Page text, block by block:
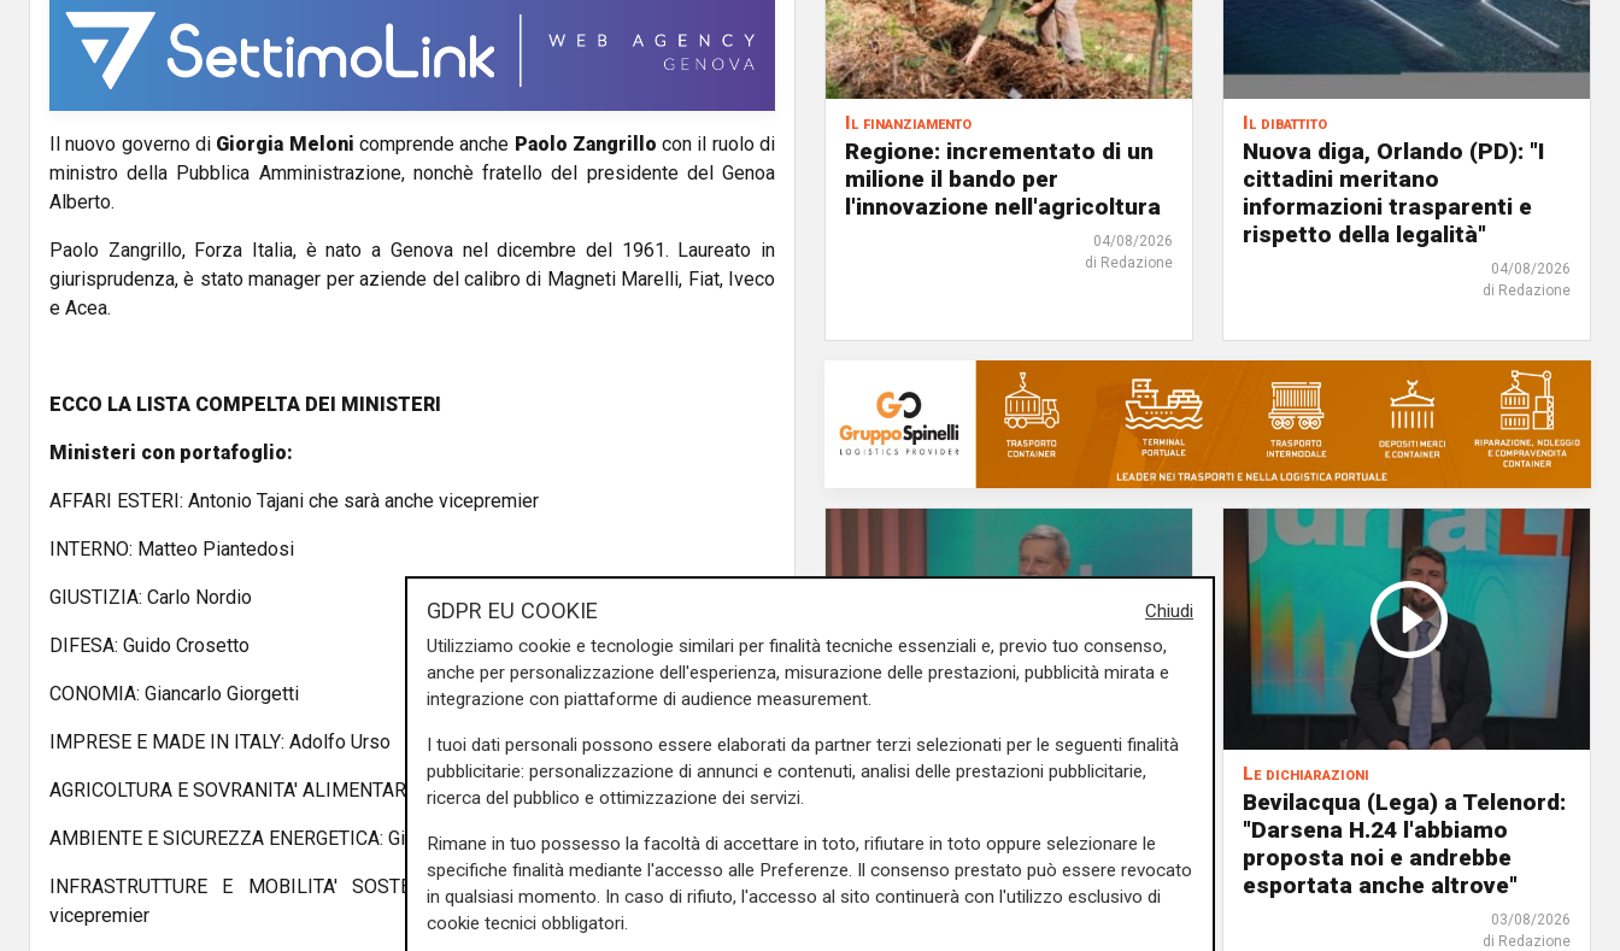
Il nuovo governo diGiorgia Meloni comprende anche Paolo Zangrillo con il ruolo di
ministro della Pubblica Amministrazione, nonchè fratello del presidente del Genoa
Alberto.
Paolo Zangrillo, Forza Italia, è nato a Genova nel dicembre del 1961. Laureato in
giurisprudenza, è stato manager per aziende del calibro di Magneti Marelli, Fiat, Iveco
e Acea.
ECCO LA LISTA COMPELTA DEI MINISTERI
Ministeri con portafoglio:
AFFARI ESTERI: Antonio Tajani che sarà anche vicepremier
INTERNO: Matteo Piantedosi
GIUSTIZIA: Carlo Nordio
DIFESA: Guido Crosetto
CONOMIA: Giancarlo Giorgetti
IMPRESE E MADE IN ITALY: Adolfo Urso
AGRICOLTURA E SOVRANITA' ALIMENTARE Francesco Lollobrigida
AMBIENTE E SICUREZZA ENERGETICA: Gilberto Pichetto Fratin
INFRASTRUTTURE E MOBILITA' SOSTENIBILI: Matteo Salvini che sarà anche
vicepremier
Il finanziamento
Regione: incrementato di un
milione il bando per
l'innovazione nell'agricoltura
04/08/2026
di Redazione
Il dibattito
Nuova diga, Orlando (PD): "I
cittadini meritano
informazioni trasparenti e
rispetto della legalità"
04/08/2026
di Redazione
L'analisi
punti d'incontro e crisi della
famiglia, ma si cerca il
nemico nell'immigrato"
Le dichiarazioni
Bevilacqua (Lega) a Telenord:
"Darsena H.24 l'abbiamo
proposta noi e andrebbe
esportata anche altrove"
03/08/2026
di Redazione
Chiudi
GDPR EU COOKIE
Utilizziamo cookie e tecnologie similari per finalità tecniche essenziali e, previo tuo consenso,
anche per personalizzazione dell'esperienza, misurazione delle prestazioni, pubblicità mirata e
integrazione con piattaforme di audience measurement.
I tuoi dati personali possono essere elaborati da partner terzi selezionati per le seguenti finalità
pubblicitarie: personalizzazione di annunci e contenuti, analisi delle prestazioni pubblicitarie,
ricerca del pubblico e ottimizzazione dei servizi.
Rimane in tuo possesso la facoltà di accettare in toto, rifiutare in toto oppure selezionare le
specifiche finalità mediante l'accesso alle Preferenze. Il consenso prestato può essere revocato
in qualsiasi momento. In caso di rifiuto, l'accesso al sito continuerà con l'utilizzo esclusivo di
cookie tecnici obbligatori.